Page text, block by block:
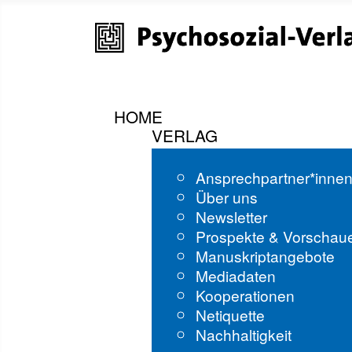
HOME
VERLAG
Über uns
Newsletter
Prospekte &
Manuskriptangebote
Mediadaten
Kooperationen
Netiquette
Nachhaltigkeit